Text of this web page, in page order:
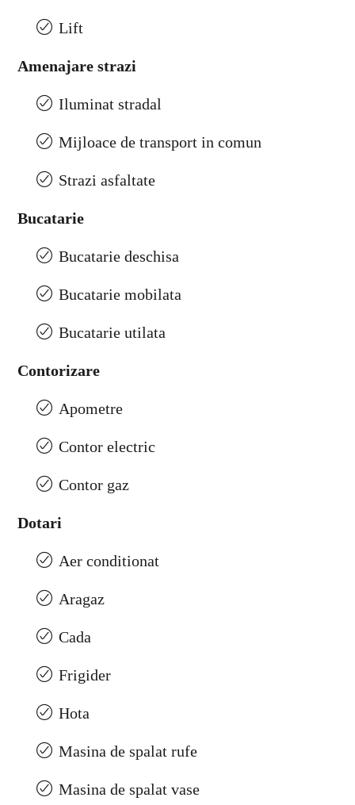
Lift
Amenajare strazi
Iluminat stradal
Mijloace de transport in comun
Strazi asfaltate
Bucatarie
Bucatarie deschisa
Bucatarie mobilata
Bucatarie utilata
Contorizare
Apometre
Contor electric
Contor gaz
Dotari
Aer conditionat
Aragaz
Cada
Frigider
Hota
Masina de spalat rufe
Masina de spalat vase